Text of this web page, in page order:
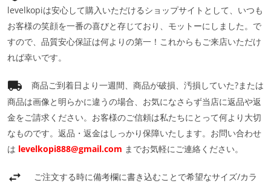
levelkopiは安心して購入いただけるショップサイトとして、いつも
お客様の笑顔を一番の喜びと存じており、モットーにしました。で
すので、品質安心保証は何よりの第一！これからもご来店いただけ
れば幸いです。
商品ご到着日より一週間、商品が破損、汚損していた?または
商品は画像と明らかに違うの場合、お気になさらず当店に返品や返
金をご請求ください。お客様のご信頼は私たちにとって何より大切
なものです。返品・返金はしっかり保障いたします。お問い合わせ
は levelkopi888@gmail.com までお気軽にご連絡ください。
ご注文する時に備考欄に書き込むことで希望なサイズ/カラ